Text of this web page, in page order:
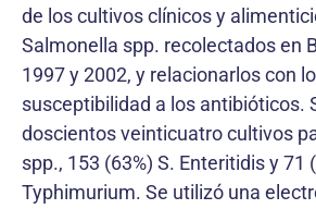
de los cultivos clínicos y
Salmonella spp. recolectados en
1997 y 2002, y relacionarlos con
susceptibilidad a los antibióticos.
doscientos veinticuatro cultivos
spp., 153 (63%) S. Enteritidis y 71
Typhimurium. Se utilizó una